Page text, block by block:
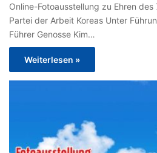
Online-Fotoausstellung zu Ehren
Partei der Arbeit Koreas Unter
Führer Genosse Kim…
Weiterlesen »